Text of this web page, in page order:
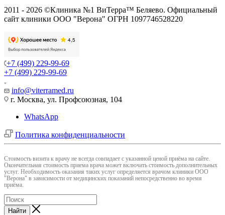
2011 - 2026 ©Клиника №1 ВиТерра™ Беляево. Официальный
сайт клиники ООО "Верона" ОГРН 1097746528220
+7 (499) 229-99-69
+7 (499) 229-99-69
info@viterramed.ru
г. Москва, ул. Профсоюзная, 104
WhatsApp
Политика конфиденциальности
Cтоимость визита к врачу не всегда совпадает с указанной ценой приёма на сайте.
Окончательная стоимость приема врача может включать стоимость дополнительных
услуг. Необходимость оказания таких услуг определяется врачом клиники ООО
"Верона" в зависимости от медицинских показаний непосредственно во время
приёма.
Найти